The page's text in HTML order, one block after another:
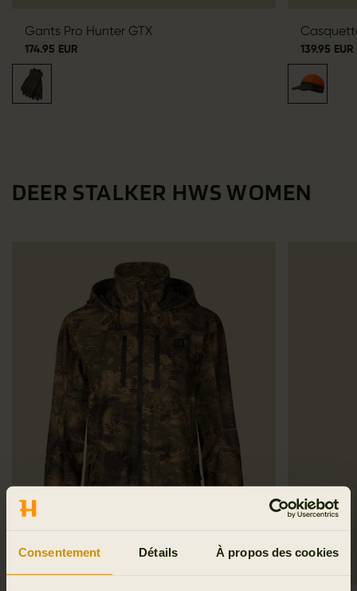
Consentement Détails À propos des cookies
Gants Pro Hunter GTX
174.95 EUR 139.95 EUR
DEER STALKER HWS WOMEN